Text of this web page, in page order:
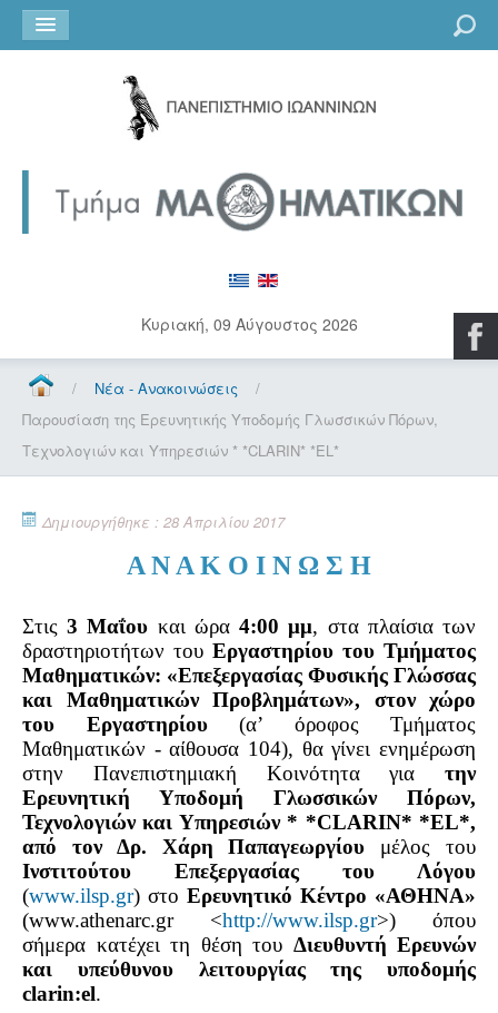
Κυριακή, 09 Αύγουστος 2026
/ Νέα - Ανακοινώσεις
/
Παρουσίαση της Ερευνητικής Υποδομής Γλωσσικών Πόρων,
Τεχνολογιών και Υπηρεσιών * *CLARIN* *EL*
Δημιουργήθηκε : 28 Απριλίου 2017
Α Ν Α Κ Ο Ι Ν Ω Σ Η
Στις3 Μαΐου και ώρα4:00 μμ, στα πλαίσια των
δραστηριοτήτων του Εργαστηρίου του Τμήματος
Μαθηματικών: «Επεξεργασίας Φυσικής Γλώσσας
και Μαθηματικών Προβλημάτων», στον χώρο
του Εργαστηρίου (α’ όροφος Τμήματος
Μαθηματικών - αίθουσα 104), θα γίνει ενημέρωση
στην Πανεπιστημιακή Κοινότητα για την
Ερευνητική Υποδομή Γλωσσικών Πόρων,
Τεχνολογιών και Υπηρεσιών * *CLARIN* *EL*,
από τον Δρ. Χάρη Παπαγεωργίου μέλος του
Ινστιτούτου Επεξεργασίας του Λόγου
(www.ilsp.gr) στο Ερευνητικό Κέντρο «ΑΘΗΝΑ»
(www.athenarc.gr <http://www.ilsp.gr>) όπου
σήμερα κατέχει τη θέση του Διευθυντή Ερευνών
και υπεύθυνου λειτουργίας της υποδομής
clarin:el.